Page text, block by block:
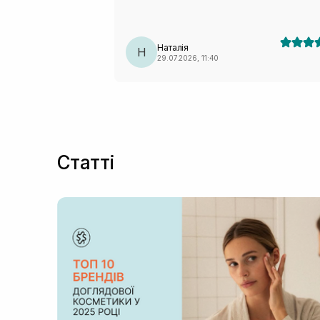
Н Наталія
29.07.2026, 11:40
Статті